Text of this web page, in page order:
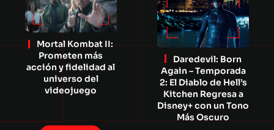
Mortal Kombat II:
Prometen más
acción y fidelidad al
universo del
videojuego
Daredevil: Born
Again – Temporada
2: El Diablo de Hell’s
Kitchen Regresa a
Disney+ con un Tono
Más Oscuro